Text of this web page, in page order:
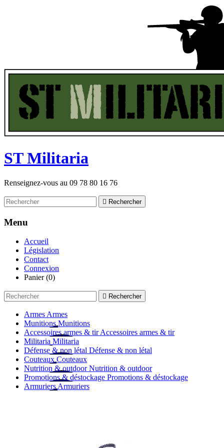
STMilitaria
Renseignez-vous au 09 78 80 16 76
 Rechercher
Menu
Accueil
Législation
Contact
Connexion
Panier (0)
 Rechercher
Armes Armes
Munitions Munitions
Accessoires armes & tir Accessoires armes & tir
Militaria Militaria
Défense & non létal Défense & non létal
Couteaux Couteaux
Nutrition & outdoor Nutrition & outdoor
Promotions & déstockage Promotions & déstockage
Armuriers Armuriers